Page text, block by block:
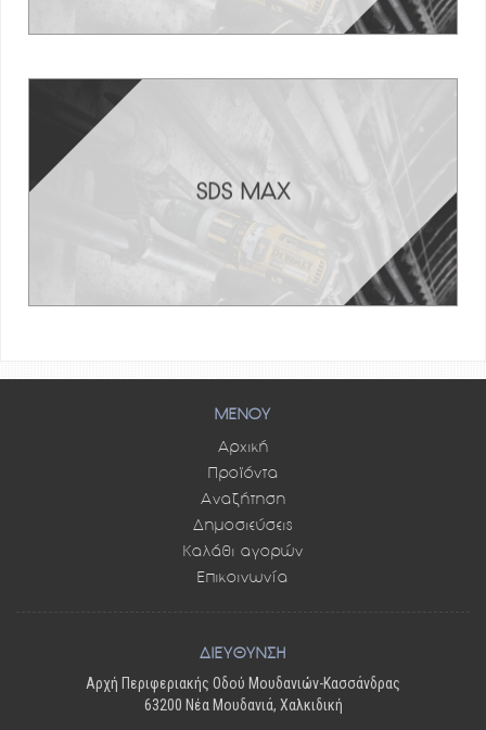
SDS MAX
ΜΕΝΟΥ
Αρχική
Προϊόντα
Αναζήτηση
Δημοσιεύσεις
Καλάθι αγορών
Επικοινωνία
ΔΙΕΥΘΥΝΣΗ
Αρχή Περιφεριακής Οδού Μουδανιών-Κασσάνδρας
63200 Νέα Μουδανιά, Χαλκιδική